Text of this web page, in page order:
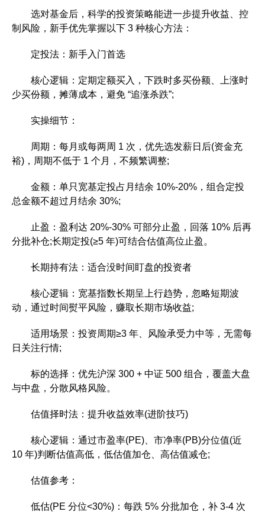
选对基金后，科学的投资策略能进一步提升收益、控
制风险，新手优先掌握以下 3 种核心方法：
定投法：新手入门首选
核心逻辑：定期定额买入，下跌时多买份额、上涨时
少买份额，摊薄成本，避免 “追涨杀跌”;
实操细节：
周期：每月或每两周 1 次，优先选发薪日后(资金充
裕)，周期不低于 1 个月，不频繁调整;
金额：单只宽基定投占月结余 10%-20%，组合定投
总金额不超过月结余 30%;
止盈：盈利达 20%-30% 可部分止盈，回落 10% 后再
分批补仓;长期定投(≥5 年)可结合估值高位止盈。
长期持有法：适合没时间盯盘的投资者
核心逻辑：宽基指数长期呈上行趋势，忽略短期波
动，通过时间熨平风险，赚取长期市场收益;
适用场景：投资周期≥3 年、风险承受力中等，无需每
日关注行情;
标的选择：优先沪深 300 + 中证 500 组合，覆盖大盘
与中盘，分散风格风险。
估值择时法：提升收益效率(进阶技巧)
核心逻辑：通过市盈率(PE)、市净率(PB)分位值(近
10 年)判断估值高低，低估值加仓、高估值减仓;
估值参考：
低估(PE 分位<30%)：每跌 5% 分批加仓，补 3-4 次